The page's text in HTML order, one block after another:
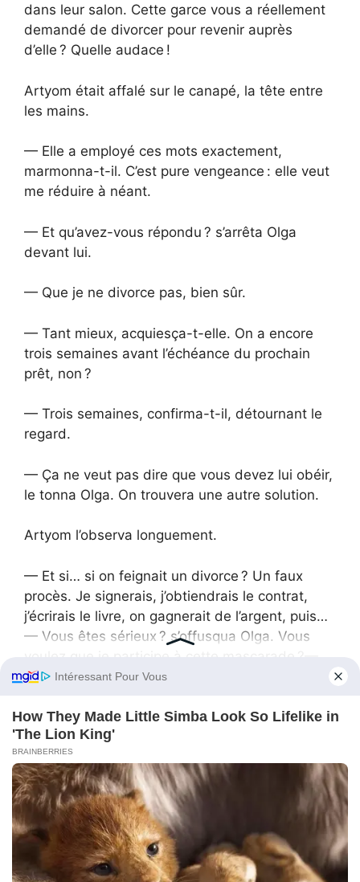
dans leur salon. Cette garce vous a réellement
demandé de divorcer pour revenir auprès
d’elle ? Quelle audace !
Artyom était affalé sur le canapé, la tête entre
les mains.
— Elle a employé ces mots exactement,
marmonna-t-il. C’est pure vengeance : elle veut
me réduire à néant.
— Et qu’avez-vous répondu ? s’arrêta Olga
devant lui.
— Que je ne divorce pas, bien sûr.
— Tant mieux, acquiesça-t-elle. On a encore
trois semaines avant l’échéance du prochain
prêt, non ?
— Trois semaines, confirma-t-il, détournant le
regard.
— Ça ne veut pas dire que vous devez lui obéir,
le tonna Olga. On trouvera une autre solution.
Artyom l’observa longuement.
— Et si… si on feignait un divorce ? Un faux
procès. Je signerais, j’obtiendrais le contrat,
j’écrirais le livre, on gagnerait de l’argent, puis…
— Vous êtes sérieux ? s’offusqua Olga. Vous
Comprenez bien, dit-il en saisissant ses mains,
pour payer nos dettes. Et ensuite, on règle tout.
Olga retira vivement ses mains.
— Le pire, marmonna-t-elle, c’est que vous
acceptiez si facilement de vous laisser
manipuler !
Elle quitta la pièce en claquant la porte. Artyom